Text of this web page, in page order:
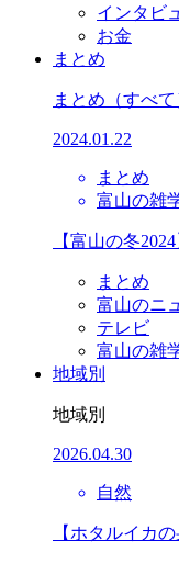
インタビ
お金
まとめ
まとめ （すべて
2024.01.22
まとめ
富山の雑
【富山の冬
まとめ
富山のニ
テレビ
富山の雑
地域別
地域別
2026.04.30
自然
【ホタルイカ